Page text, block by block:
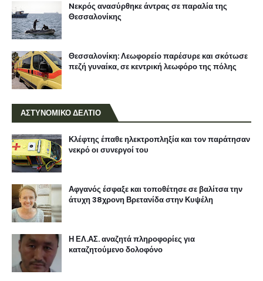
Nεκρός ανασύρθηκε άντρας σε παραλία της
Θεσσαλονίκης
Θεσσαλονίκη: Λεωφορείο παρέσυρε και σκότωσε
πεζή γυναίκα, σε κεντρική λεωφόρο της πόλης
ΑΣΤΥΝΟΜΙΚΟ ΔΕΛΤΙΟ
Κλέφτης έπαθε ηλεκτροπληξία και τον παράτησαν
νεκρό οι συνεργοί του
Αφγανός έσφαξε και τοποθέτησε σε βαλίτσα την
άτυχη 38χρονη Βρετανίδα στην Κυψέλη
Η ΕΛ.ΑΣ. αναζητά πληροφορίες για
καταζητούμενο δολοφόνο